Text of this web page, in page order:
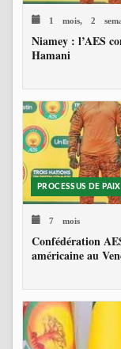
1 mois, 2
Niamey : l’AES
Hamani
PROCESSUS DE PAIX
7 mois
Confédération
américaine au